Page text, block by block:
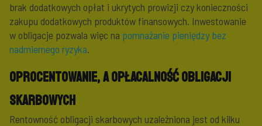
brak dodatkowych opłat i ukrytych prowizji czy konieczności
zakupu dodatkowych produktów finansowych. Inwestowanie
w obligacje pozwala więc na pomnażanie pieniędzy bez
nadmiernego ryzyka.
Oprocentowanie, a opłacalność obligacji
skarbowych
Rentowność obligacji skarbowych uzależniona jest od kilku